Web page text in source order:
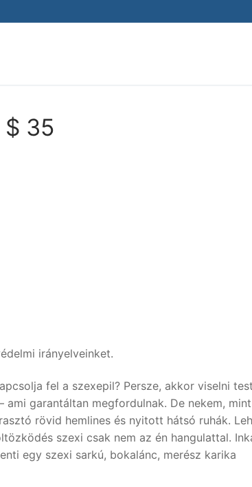
35
irányelveinket.
fel a szexepil? Persze, akkor viselni test
garantáltan megfordulnak. De nekem,
rövid hemlines és nyitott hátsó ruhák.
szexi csak nem az én hangulattal.
egy szexi sarkú, bokalánc, merész karika